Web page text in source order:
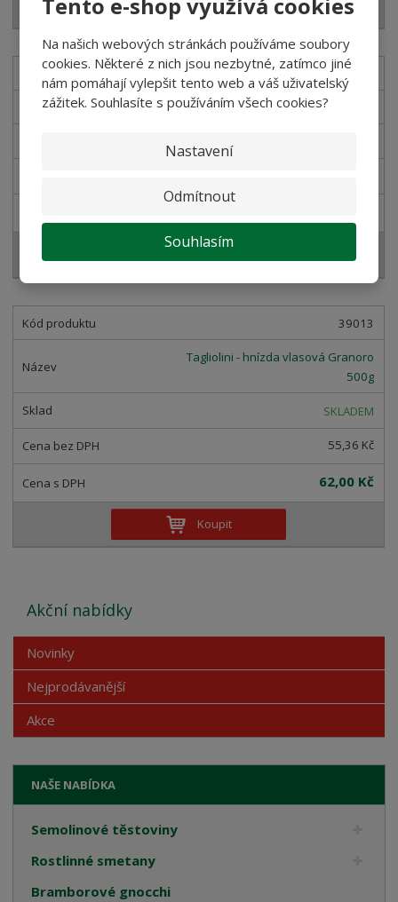
Na našich webových stránkách používáme soubory
cookies. Některé z nich jsou nezbytné, zatímco jiné
nám pomáhají vylepšit tento web a váš uživatelský
zážitek. Souhlasíte s používáním všech cookies?
Nastavení
Odmítnout
Souhlasím
Koupit
39009
Pappardelle vaječné Granoro 500g
39013
Tagliolini - hnízda vlasová Granoro
500g
SKLADEM
55,36 Kč
62,00 Kč
Koupit
NAŠE NABÍDKA
Semolinové těstoviny
Rostlinné smetany
Bramborové gnocchi
Akční nabídky
Novinky
Nejprodávanější
Akce